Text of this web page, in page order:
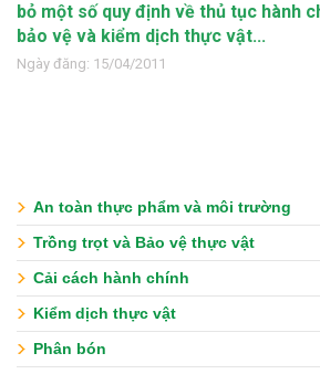
bỏ một số quy định về thủ tục hành
bảo vệ và kiểm dịch thực vật...
Ngày đăng: 15/04/2011
An toàn thực phẩm và môi trường
Trồng trọt và Bảo vệ thực vật
Cải cách hành chính
Kiểm dịch thực vật
Phân bón